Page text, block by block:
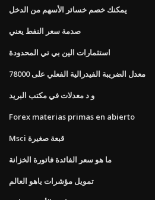
يمكنك خصم خسائر الأسهم من الدخل
صدمة سعر النفط يعني
استثمارات الين بي تي المحدودة
معدل الضريبة الفيدرالية الفعلي على 78000
و د معدلات في مكتب البريد
Forex materias primas en abierto
Msci قبعة صغيرة
ما هو سعر الفائدة فاتورة الخزانة
تمويل مؤشرات ياهو العالم